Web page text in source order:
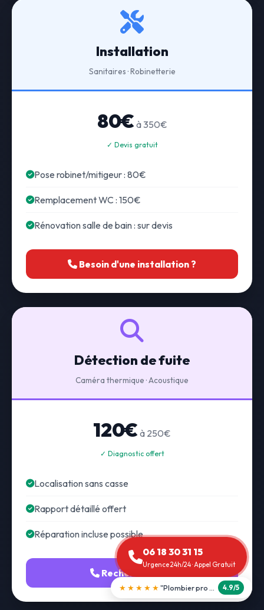
Installation
Sanitaires · Robinetterie
80€ à 350€
✓ Devis gratuit
Pose robinet/mitigeur : 80€
Remplacement WC : 150€
Rénovation salle de bain : sur devis
Besoin d'une installation ?
Détection de fuite
Caméra thermique · Acoustique
120€ à 250€
✓ Diagnostic offert
Localisation sans casse
Rapport détaillé offert
Réparation incluse possible
Recherche fuite
06 18 30 31 15
Urgence 24h/24 · Appel Gratuit
★★★★★ "Débouchage WC en 30 min" 5.0/5